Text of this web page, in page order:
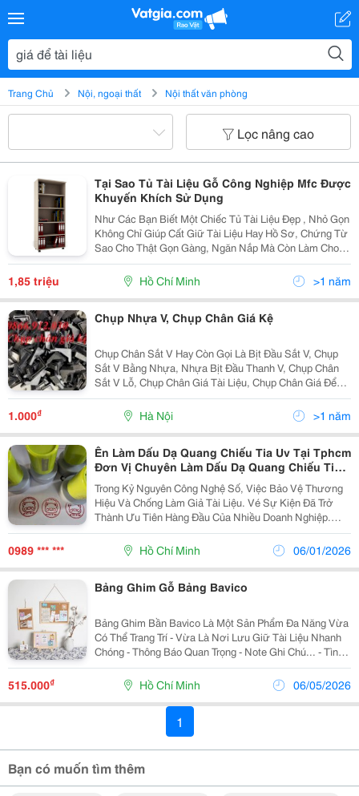
Trang Chủ Nội, ngoại thất Nội thất văn phòng
Lọc nâng cao
Tại Sao Tủ Tài Liệu Gỗ Công Nghiệp Mfc Được
Khuyến Khích Sử Dụng
Như Các Bạn Biết Một Chiếc Tủ Tài Liệu Đẹp , Nhỏ Gọn
Không Chỉ Giúp Cất Giữ Tài Liệu Hay Hồ Sơ, Chứng Từ
Sao Cho Thật Gọn Gàng, Ngăn Nắp Mà Còn Làm Cho
Không Gian Của Văn Phòng Bạn Càng Thêm Rộng Rãi
Và Thông Thoáng. Thông Thường Trong Văn Phòng,...
1,85 triệu Hồ Chí Minh >1 năm
Chụp Nhựa V, Chụp Chân Giá Kệ
Chụp Chân Sắt V Hay Còn Gọi Là Bịt Đầu Sắt V, Chụp
Sắt V Bằng Nhựa, Nhựa Bịt Đầu Thanh V, Chụp Chân
Sắt V Lỗ, Chụp Chân Giá Tài Liệu, Chụp Chân Giá Để
Hàng Chụp Chân Sắt V Có Các Kích Thước: Chân
Nhựa Sắt V 3X3, Chân Nhựa Sắt V 4X4, Chân Nhựa
Sắt V...
1.000₫ Hà Nội >1 năm
Ên Làm Dấu Dạ Quang Chiếu Tia Uv Tại Tphcm
Đơn Vị Chuyên Làm Dấu Dạ Quang Chiếu Tia
Uv Tại Tphcm
Trong Kỷ Nguyên Công Nghệ Số, Việc Bảo Vệ Thương
Hiệu Và Chống Làm Giả Tài Liệu. Vé Sự Kiện Đã Trở
Thành Ưu Tiên Hàng Đầu Của Nhiều Doanh Nghiệp.
Bên Cạnh Các Giải Pháp Kỹ Thuật Số, Một Phương
Pháp Truyền Thống Nhưng Được Nâng Cấp Bởi Công
Nghệ Hiện...
0989 *** *** Hồ Chí Minh 06/01/2026
Bảng Ghim Gỗ Bảng Bavico
Bảng Ghim Bần Bavico Là Một Sản Phẩm Đa Năng Vừa
Có Thể Trang Trí - Vừa Là Nơi Lưu Giữ Tài Liệu Nhanh
Chóng - Thông Báo Quan Trọng - Note Ghi Chú... - Tình
Trạng Bảng: Mới 100%. - Kích Thước: 40X60Cm "Còn
Nhiều Kích Thước Khác Nhau Để Khách Hàng Chọn...
515.000₫ Hồ Chí Minh 06/05/2026
1
Bạn có muốn tìm thêm